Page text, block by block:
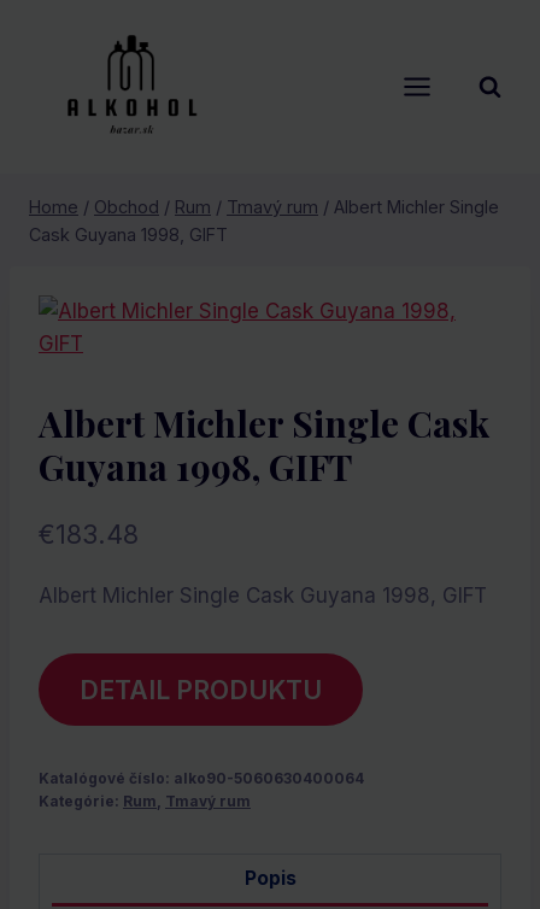
Home / Obchod / Rum / Tmavý rum / Albert Michler Single
Cask Guyana 1998, GIFT
Albert Michler Single Cask
Guyana 1998, GIFT
€183.48
Albert Michler Single Cask Guyana 1998, GIFT
DETAIL PRODUKTU
Katalógové číslo: alko90-5060630400064
Kategórie: Rum, Tmavý rum
Popis